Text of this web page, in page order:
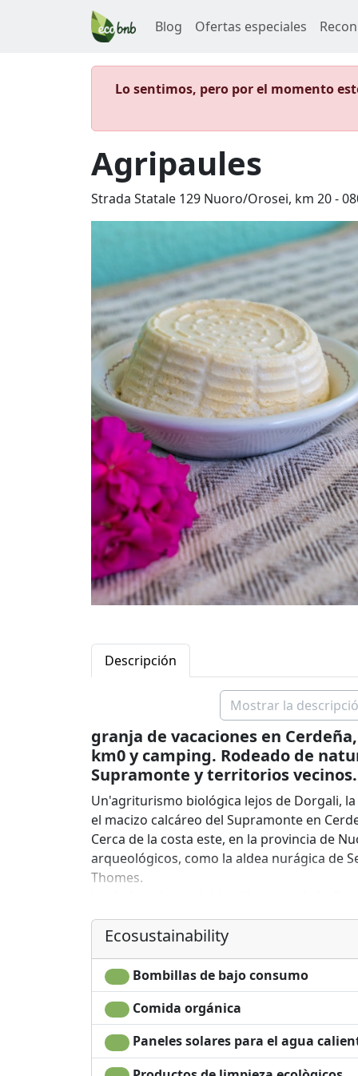
Blog Ofertas especiales
Lo sentimos, pero por el momento
Agripaules
Strada Statale 129 Nuoro/Orosei, km 20-
Descripción
Mostrar la
granja de vacaciones en
km0 y camping. Rodeado de
Supramonte y territorios vecinos.
Un'agriturismo biológica lejos de Dorgali,
el macizo calcáreo del Supramonte en
Cerca de la costa este, en la provincia de
arqueológicos, como la aldea nurágica de
Thomes.
sentarse cómodamente y leer un buen
Usted puede elegir entre el B & B (cama y
cena). A petición se puede ha empacado
consumir durante sus excursiones, por
Si te gusta acampar, usted puede elegir la
de naturaleza, a la sombra de lentiscos y
El acampar agro Agripaules es ideal para
rincón tranquilo para relajarse en el campo.
Ecosustainability
Bombillas de bajo consumo
Comida orgánica
Paneles solares para el agua